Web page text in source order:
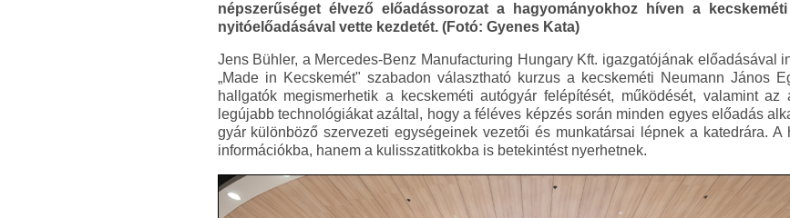
népszerűséget élvező előadássorozat a hagyományokhoz híven a
nyitóelőadásával vette kezdetét. (Fotó: Gyenes Kata)
Jens Bühler, a Mercedes-Benz Manufacturing Hungary Kft. igazgatójának előadásával
„Made in Kecskemét" szabadon választható kurzus a kecskeméti Neumann János
hallgatók megismerhetik a kecskeméti autógyár felépítését, működését, valamint az
legújabb technológiákat azáltal, hogy a féléves képzés során minden egyes előadás
gyár különböző szervezeti egységeinek vezetői és munkatársai lépnek a katedrára.
információkba, hanem a kulisszatitkokba is betekintést nyerhetnek.